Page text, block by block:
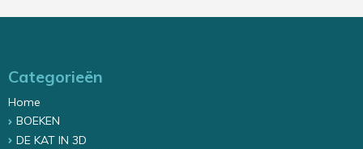
Categorieën
Home
BOEKEN
DE KAT IN 3D